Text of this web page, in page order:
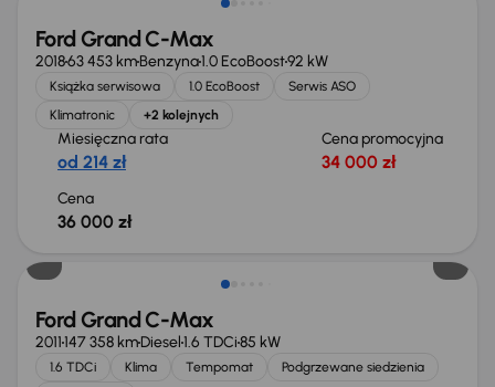
Ford Grand C-Max
201863 453 kmBenzyna1.0 EcoBoost92 kW
Książka serwisowa 1.0 EcoBoost
Serwis ASO
Klimatronic
+2 kolejnych
Miesięczna rata
od 214 zł
Cena promocyjna
34 000 zł
Cena
36 000 zł
Ford Grand C-Max
2011147 358 kmDiesel1.6 TDCi85 kW
1.6 TDCi Klima Tempomat
Podgrzewane siedzienia